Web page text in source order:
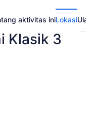
aktivitas iniLokasi
Klasik 3